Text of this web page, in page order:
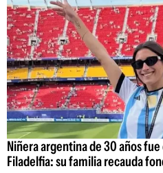
Niñera argentina de 30 años
Filadelfia: su familia recauda